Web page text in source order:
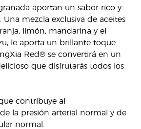
aportan un sabor rico y
Una mezcla exclusiva de aceites
limón, mandarina y el
le aporta un brillante toque
Red® se convertirá en un
que disfrutarás todos los
contribuye al
la presión arterial normal y de
normal.